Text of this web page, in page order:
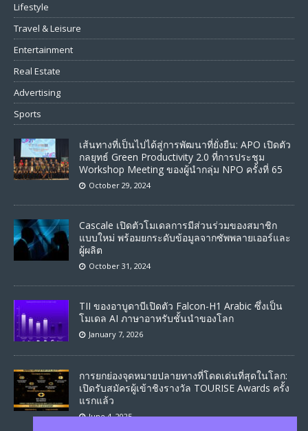
Lifestyle
Travel & Leisure
Entertainment
Real Estate
Advertising
Sports
เส้นทางที่เป็นไปได้สู่การพัฒนาที่ยั่งยืน: APO เปิดตัว
กลยุทธ์ Green Productivity 2.0 ที่การประชุม
Workshop Meeting ของผู้นำกลุ่ม NPO ครั้งที่ 65
October 29, 2024
Cascale เปิดตัวโมเดลการมีส่วนร่วมของสมาชิก
แบบใหม่ พร้อมยกระดับข้อมูลจากซัพพลายเออร์และ
ผู้ผลิต
October 31, 2024
TII ของอาบูดาบีเปิดตัว Falcon-H1 Arabic ซึ่งเป็น
โมเดล AI ภาษาอาหรับชั้นนำของโลก
January 7, 2026
การยกย่องจุดหมายปลายทางที่โดดเด่นที่สุดในโลก:
เปิดรับสมัครผู้เข้าชิงรางวัล TOURISE Awards ครั้ง
แรกแล้ว
June 4, 2025